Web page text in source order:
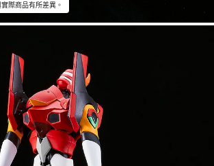
際商品有所差異。